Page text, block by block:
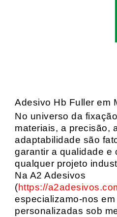
Adesivo Hb Fuller em
No universo da
materiais, a precisão,
adaptabilidade são
garantir a qualidade e
qualquer projeto
Na A2 Adesivos
(https://
especializamo-nos
personalizadas sob